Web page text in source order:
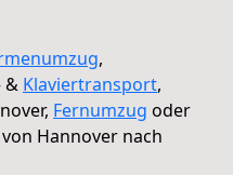
,
& Klaviertransport,
Fernumzug oder
von Hannover nach